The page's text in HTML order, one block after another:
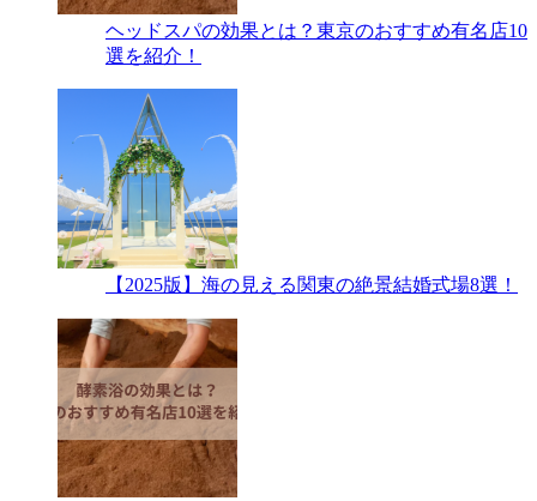
ヘッドスパの効果とは？東京のおすすめ有名店10
選を紹介！
【2025版】海の見える関東の絶景結婚式場8選！